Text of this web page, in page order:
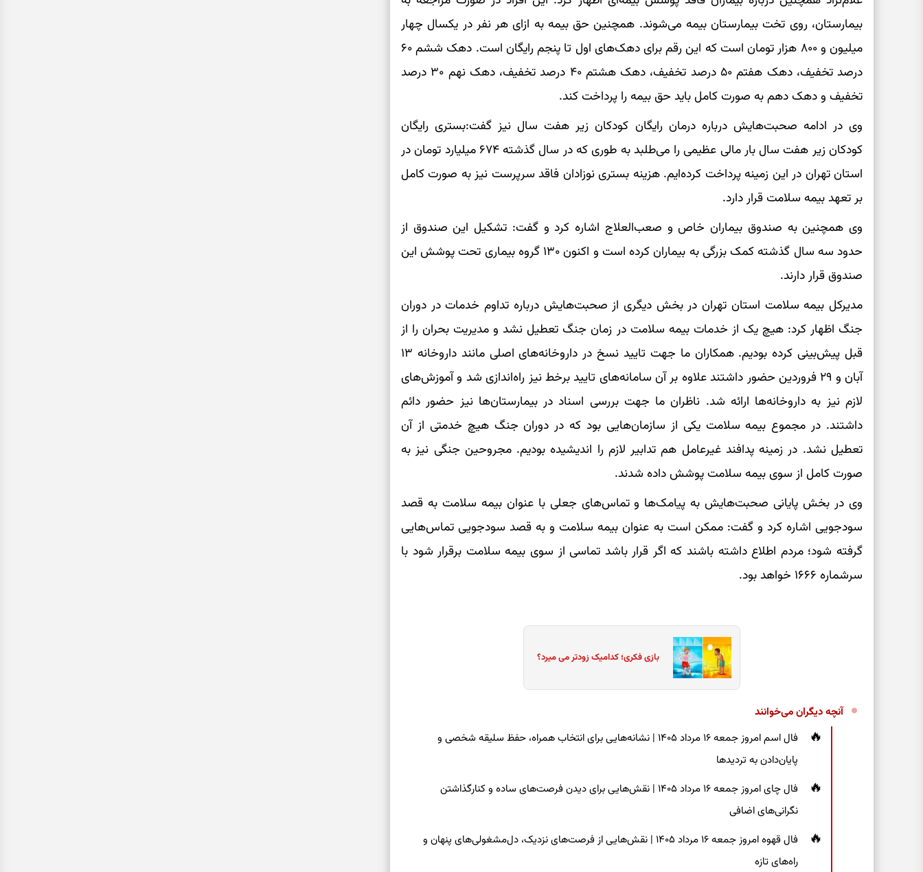
بیمارستان، روی تخت بیمارستان بیمه می‌شوند. همچنین حق بیمه به ازای هر نفر در یکسال چهار
میلیون و ۸۰۰ هزار تومان است که این رقم برای دهک‌های اول تا پنجم رایگان است. دهک ششم ۶۰
درصد تخفیف، دهک هفتم ۵۰ درصد تخفیف، دهک هشتم ۴۰ درصد تخفیف، دهک نهم ۳۰ درصد
تخفیف و دهک دهم به صورت کامل باید حق بیمه را پرداخت کند.
وی در ادامه صحبت‌هایش درباره درمان رایگان کودکان زیر هفت سال نیز گفت:بستری رایگان
کودکان زیر هفت سال بار مالی عظیمی را می‌طلبد به طوری که در سال گذشته ۶۷۴ میلیارد تومان در
استان تهران در این زمینه پرداخت کرده‌ایم. هزینه بستری نوزادان فاقد سرپرست نیز به صورت کامل
بر تعهد بیمه سلامت قرار دارد.
وی همچنین به صندوق بیماران خاص و صعب‌العلاج اشاره کرد و گفت: تشکیل این صندوق از
حدود سه سال گذشته کمک بزرگی به بیماران کرده است و اکنون ۱۳۰ گروه بیماری تحت پوشش این
صندوق قرار دارند.
مدیرکل بیمه سلامت استان تهران در بخش دیگری از صحبت‌هایش درباره تداوم خدمات در دوران
جنگ اظهار کرد: هیچ یک از خدمات بیمه سلامت در زمان جنگ تعطیل نشد و مدیریت بحران را از
قبل پیش‌بینی کرده بودیم. همکاران ما جهت تایید نسخ در داروخانه‌های اصلی مانند داروخانه ۱۳
آبان و ۲۹ فروردین حضور داشتند علاوه بر آن سامانه‌های تایید برخط نیز راه‌اندازی شد و آموزش‌های
لازم نیز به داروخانه‌ها ارائه شد. ناظران ما جهت بررسی اسناد در بیمارستان‌ها نیز حضور دائم
داشتند. در مجموع بیمه سلامت یکی از سازمان‌هایی بود که در دوران جنگ هیچ خدمتی از آن
تعطیل نشد. در زمینه پدافند غیرعامل هم تدابیر لازم را اندیشیده بودیم. مجروحین جنگی نیز به
صورت کامل از سوی بیمه سلامت پوشش داده شدند.
وی در بخش پایانی صحبت‌هایش به پیامک‌ها و تماس‌های جعلی با عنوان بیمه سلامت به قصد
سودجویی اشاره کرد و گفت: ممکن است به عنوان بیمه سلامت و به قصد سودجویی تماس‌هایی
گرفته شود؛ مردم اطلاع داشته باشند که اگر قرار باشد تماسی از سوی بیمه سلامت برقرار شود با
سرشماره ۱۶۶۶ خواهد بود.
بازی فکری؛ کدامیک زودتر می میرد؟
آنچه دیگران می‌خوانند
فال اسم امروز جمعه ۱۶ مرداد ۱۴۰۵ | نشانه‌هایی برای انتخاب همراه، حفظ سلیقه شخصی و
پایان‌دادن به تردیدها
فال چای امروز جمعه ۱۶ مرداد ۱۴۰۵ | نقش‌هایی برای دیدن فرصت‌های ساده و کنارگذاشتن
نگرانی‌های اضافی
فال قهوه امروز جمعه ۱۶ مرداد ۱۴۰۵ | نقش‌هایی از فرصت‌های نزدیک، دل‌مشغولی‌های پنهان و
راه‌های تازه